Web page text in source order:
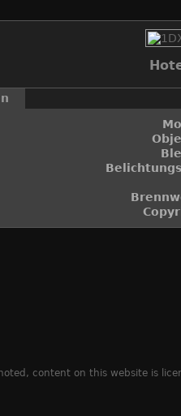
content on this website is